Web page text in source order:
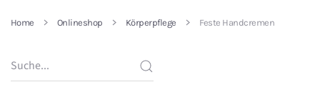
Home Onlineshop Körperpflege Feste Handcremen